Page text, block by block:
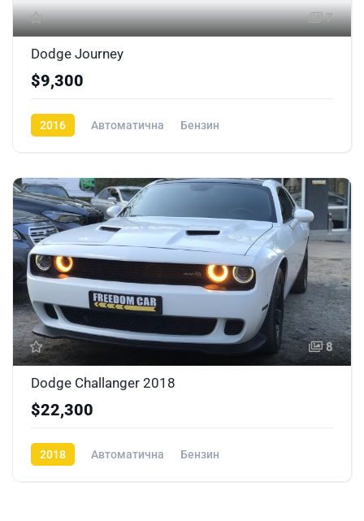
7
Dodge Journey
$9,300
2016 Автоматична Бензин
8
Dodge Challanger 2018
$22,300
2018 Автоматична Бензин